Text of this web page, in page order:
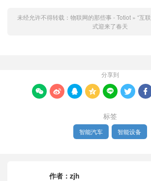
未经允许不得转载： 物联网的那些事 - Totiot» “互
式迎来了春天
分享到
      
标签
智能汽车 智能设备
作者： zjh